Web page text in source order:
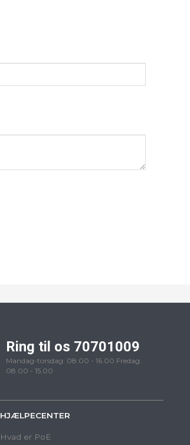
Ring til os 70701009
Mandag-torsdag: 08.00 - 16.00 Fredag:
08.00 - 15.00
HJÆLPECENTER
Hvad er PoE